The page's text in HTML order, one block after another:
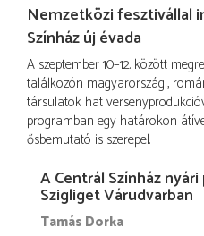
Nemzetközi fesztivállal
Színház új évada
A szeptember 10–12. között
találkozón magyarországi,
társulatok hat
programban egy határokon
ősbemutató is szerepel.
A Centrál Színház
Szigliget Várudvarban
Tamás Dorka